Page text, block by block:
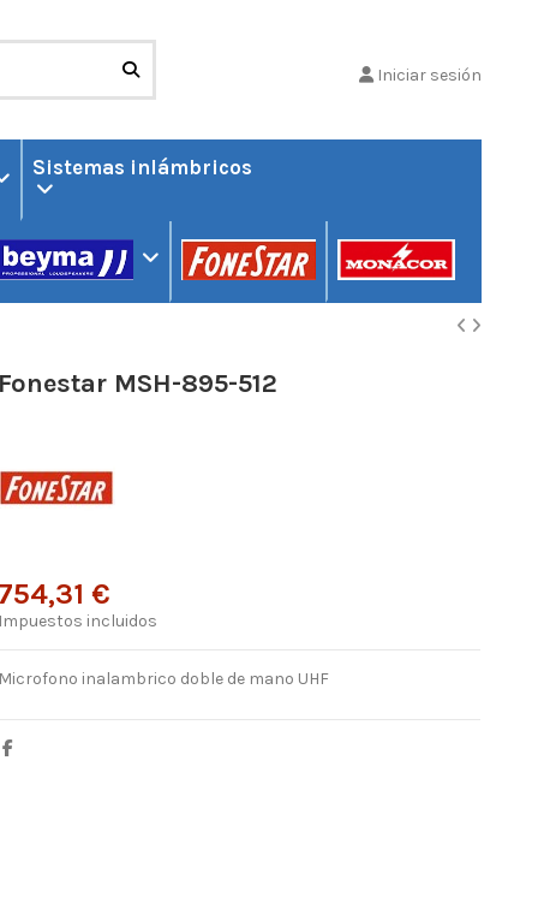
Iniciar sesión
Sistemas inlámbricos
Fonestar MSH-895-512
754,31 €
Impuestos incluidos
Microfono inalambrico doble de mano UHF